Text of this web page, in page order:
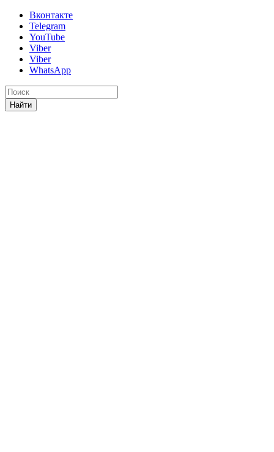
Вконтакте
Telegram
YouTube
Viber
Viber
WhatsApp
Найти